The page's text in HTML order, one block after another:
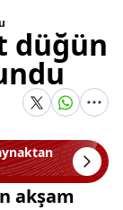
düğün
akşam